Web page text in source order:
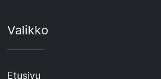
Valikko
Etusivu